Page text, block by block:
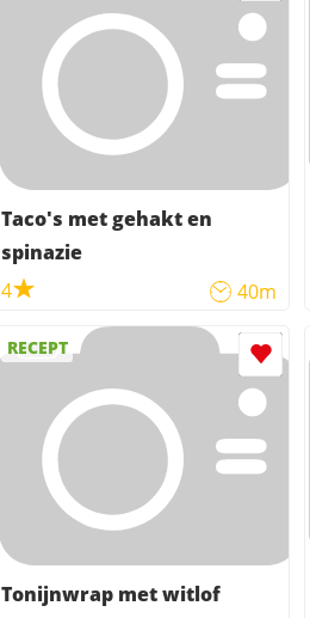
Taco's met gehakt en
spinazie
4
40m
RECEPT
Tonijnwrap met witlof